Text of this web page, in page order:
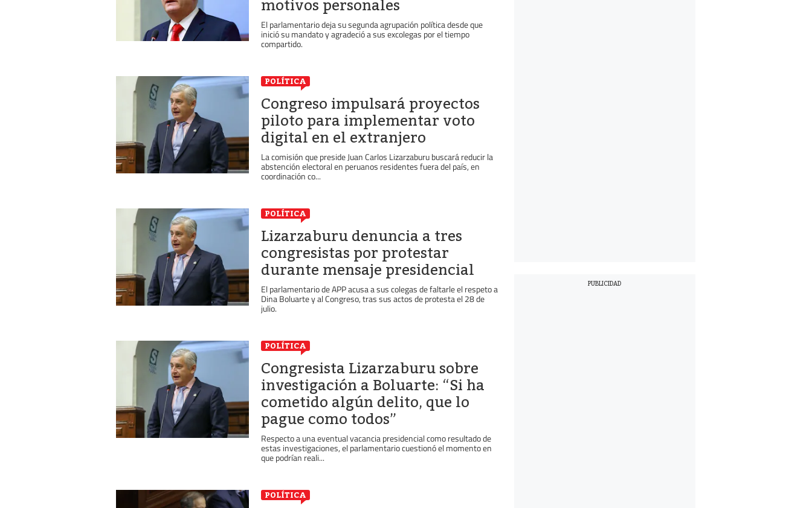
motivos personales
El parlamentario deja su segunda agrupación política desde que
inició su mandato y agradeció a sus excolegas por el tiempo
compartido.
POLÍTICA
Congreso impulsará proyectos
piloto para implementar voto
digital en el extranjero
La comisión que preside Juan Carlos Lizarzaburu buscará reducir la
abstención electoral en peruanos residentes fuera del país, en
coordinación co...
POLÍTICA
Lizarzaburu denuncia a tres
congresistas por protestar
durante mensaje presidencial
El parlamentario de APP acusa a sus colegas de faltarle el respeto a
Dina Boluarte y al Congreso, tras sus actos de protesta el 28 de
julio.
POLÍTICA
Congresista Lizarzaburu sobre
investigación a Boluarte: “Si ha
cometido algún delito, que lo
pague como todos”
Respecto a una eventual vacancia presidencial como resultado de
estas investigaciones, el parlamentario cuestionó el momento en
que podrían reali...
POLÍTICA